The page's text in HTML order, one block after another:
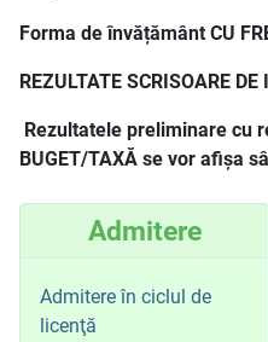
Forma de învățământ CU
REZULTATE SCRISOARE
Rezultatele preliminare cu
BUGET/TAXĂ se vor afișa
Admitere
Admitere în ciclul de
licenţă